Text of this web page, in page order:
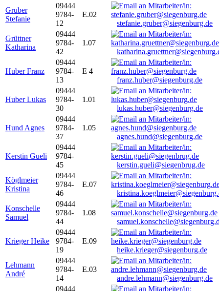
Gruber
Stefanie
09444
9784-
12
E.02
stefanie.gruber@siegenburg.de
Grüttner
Katharina
09444
9784-
42
1.07
Huber Franz
09444
9784-
13
E 4
franz.huber@siegenburg.de
Huber Lukas
09444
9784-
30
1.01
lukas.huber@siegenburg.de
Hund Agnes
09444
9784-
37
1.05
agnes.hund@siegenburg.de
Kerstin Gueli
09444
9784-
45
kerstin.gueli@siegenbrug.de
Köglmeier
Kristina
09444
9784-
46
E.07
Konschelle
Samuel
09444
9784-
44
1.08
Krieger Heike
09444
9784-
19
E.09
heike.krieger@siegenburg.de
Lehmann
André
09444
9784-
14
E.03
andre.lehmann@siegenburg.de
09444